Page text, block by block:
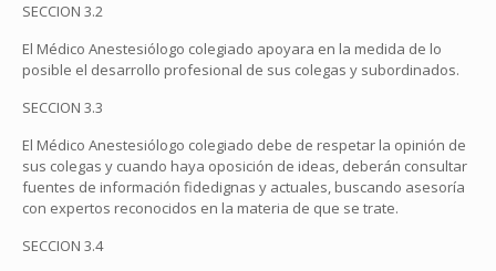
SECCION 3.2
El Médico Anestesiólogo colegiado apoyara en la medida de lo
posible el desarrollo profesional de sus colegas y subordinados.
SECCION 3.3
El Médico Anestesiólogo colegiado debe de respetar la opinión de
sus colegas y cuando haya oposición de ideas, deberán consultar
fuentes de información fidedignas y actuales, buscando asesoría
con expertos reconocidos en la materia de que se trate.
SECCION 3.4